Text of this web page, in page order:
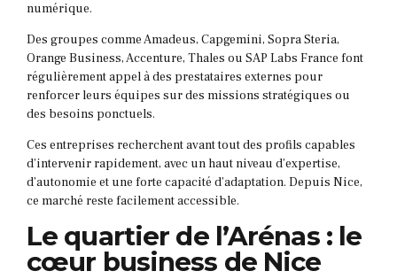
numérique.
Des groupes comme Amadeus, Capgemini, Sopra Steria,
Orange Business, Accenture, Thales ou SAP Labs France font
régulièrement appel à des prestataires externes pour
renforcer leurs équipes sur des missions stratégiques ou
des besoins ponctuels.
Ces entreprises recherchent avant tout des profils capables
d’intervenir rapidement, avec un haut niveau d’expertise,
d’autonomie et une forte capacité d’adaptation. Depuis Nice,
ce marché reste facilement accessible.
Le quartier de l’Arénas : le
cœur business de Nice